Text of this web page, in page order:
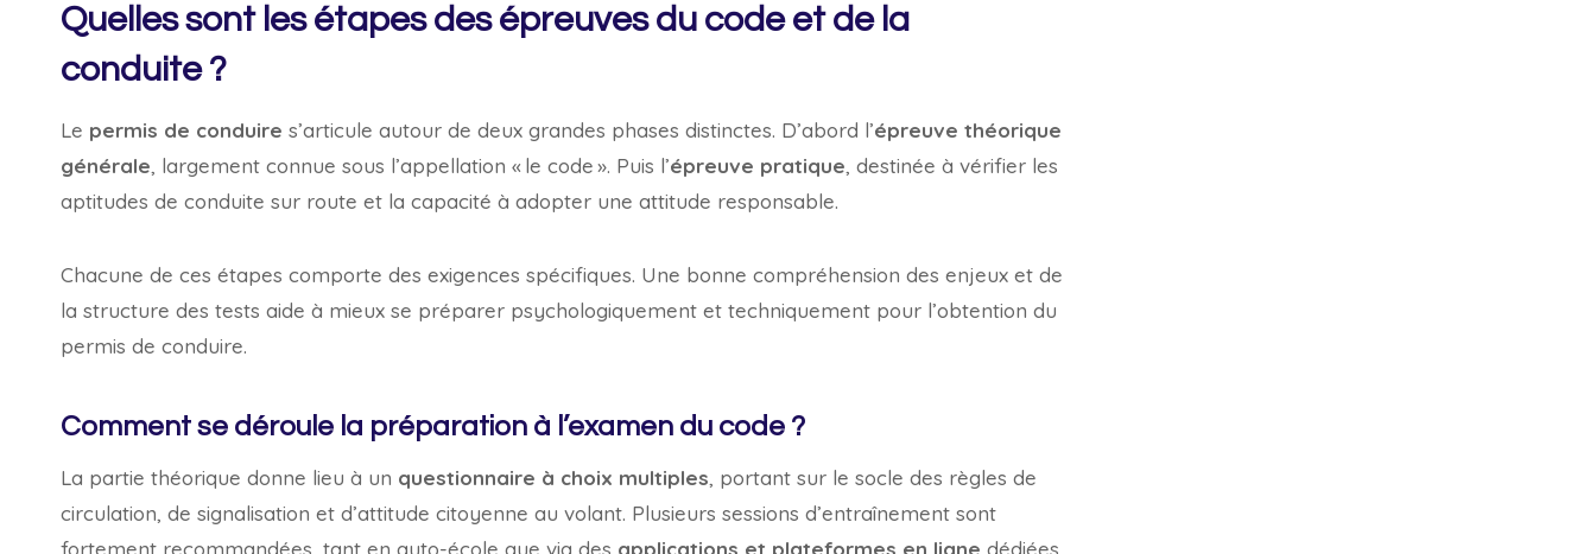
Quelles sont les étapes des épreuves du code et de la
conduite ?
Le permis de conduire s’articule autour de deux grandes phases distinctes. D’abord l’épreuve théorique
générale, largement connue sous l’appellation « le code ». Puis l’épreuve pratique, destinée à vérifier les
aptitudes de conduite sur route et la capacité à adopter une attitude responsable.
Chacune de ces étapes comporte des exigences spécifiques. Une bonne compréhension des enjeux et de
la structure des tests aide à mieux se préparer psychologiquement et techniquement pour l’obtention du
permis de conduire.
Comment se déroule la préparation à l’examen du code ?
La partie théorique donne lieu à un questionnaire à choix multiples, portant sur le socle des règles de
circulation, de signalisation et d’attitude citoyenne au volant. Plusieurs sessions d’entraînement sont
fortement recommandées, tant en auto-école que via des applications et plateformes en ligne dédiées